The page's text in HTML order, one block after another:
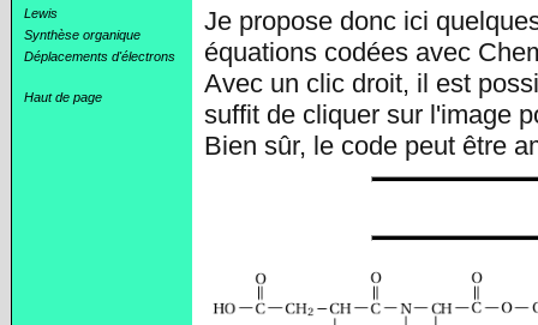
Lewis
Synthèse organique
Déplacements d'électrons
Haut de page
Je propose donc ici
équations codées avec
Avec un clic droit, il est
suffit de cliquer sur l'image
Bien sûr, le code peut être